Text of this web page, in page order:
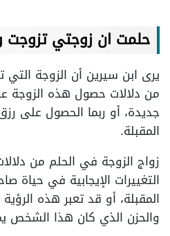
حلمت ان زوجتي
يرى ابن سيرين أن الزوجة التي
من دلالات حصول هذه الزوجة
جديدة، أو ربما الحصول على
المقبلة.
زواج الزوجة في الحلم من
التغييرات الإيجابية في حياة
المقبلة، أو قد تعبر هذه
والحزن الذي كان هذا الشخص